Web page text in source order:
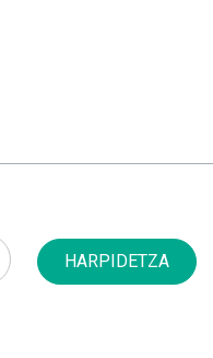
HARPIDETZA